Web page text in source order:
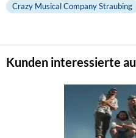
Crazy Musical Company Straubing
Kunden interessierte